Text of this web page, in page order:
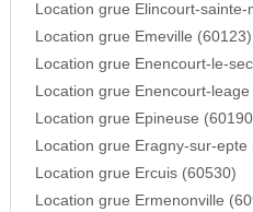
Location grue Elincourt-
Location grue Emeville (60123)
Location grue Enencourt-le-
Location grue Enencourt-
Location grue Epineuse
Location grue Eragny-sur-epte
Location grue Ercuis (60530)
Location grue Ermenonville